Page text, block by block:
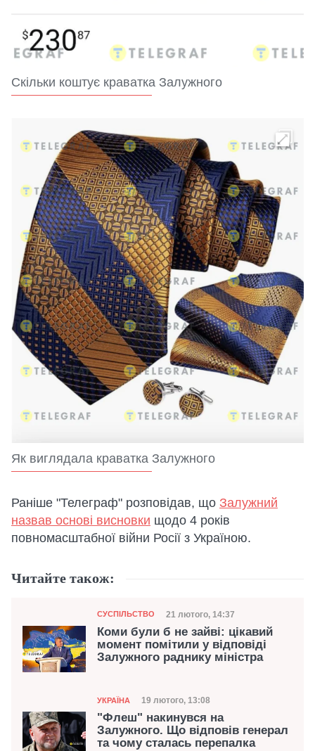
Скільки коштує краватка Залужного
Як виглядала краватка Залужного
Раніше "Телеграф" розповідав, що Залужний
назвав основі висновки щодо 4 років
повномасштабної війни Росії з Україною.
Читайте також:
Категорія
СУСПІЛЬСТВО Дата публікації
21 лютого, 14:37
Коми були б не зайві: цікавий
момент помітили у відповіді
Залужного раднику міністра
Категорія
УКРАЇНА Дата публікації
19 лютого, 13:08
"Флеш" накинувся на
Залужного. Що відповів генерал
та чому сталась перепалка